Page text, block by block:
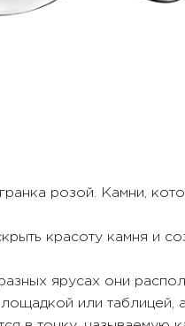
розой. Камни,
красоту камня и
ярусах они
или таблицей,